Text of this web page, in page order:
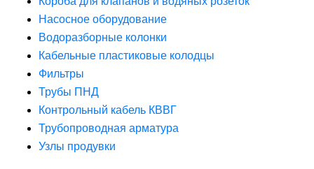
Насосное оборудование
Водоразборные колонки
Кабельные пластиковые колодцы
Фильтры
Трубы ПНД
Контрольный кабель КВВГ
Трубопроводная арматура
Узлы продувки